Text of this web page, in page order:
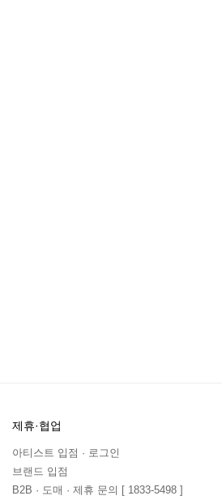
제휴·협업
아티스트 입점 · 로그인
브랜드 입점
B2B · 도매 · 제휴 문의 [ 1833-5498 ]